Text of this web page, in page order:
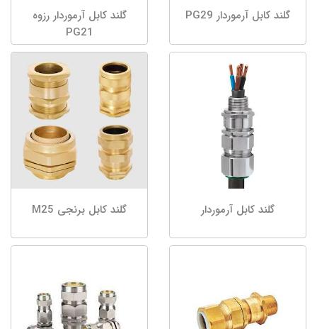
گلند کابل آرموردار PG29
گلند کابل آرموردار رزوه
PG21
گلند کابل آرموردار گلند کابل برنجی M25